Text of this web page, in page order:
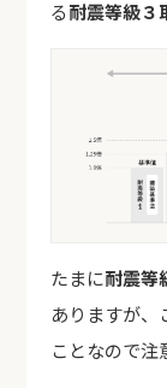
る耐震等級３
たまに耐震等
ありますが、
ことなので注